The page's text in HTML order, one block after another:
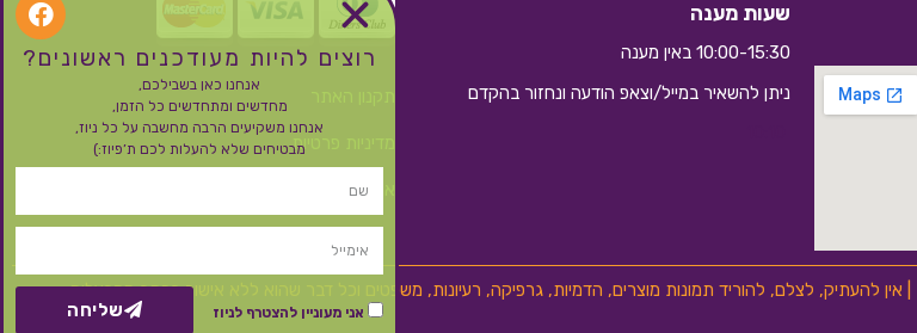
שעות מענה
10:00-15:30 באין מענה
ניתן להשאיר במייל/וצאפ הודעה ונחזור בהקדם
תקנון האתר
מדיניות פרטיות
אחריות, משלוחים, החזרות וביטול עסקה
| אין להעתיק, לצלם, להוריד תמונות מוצרים, הדמיות, גרפיקה, רעיונות, משפטים וכל דבר שהוא ללא אישור בכתב מהבעלים
רוצים להיות מעודכנים ראשונים?
אנחנו כאן בשבילכם,
מחדשים ומתחדשים כל הזמן,
אנחנו משקיעים הרבה מחשבה על כל ניוז,
מבטיחים שלא להעלות לכם ת’פיוז:)
אני מעוניין להצטרף לניוז שליחה